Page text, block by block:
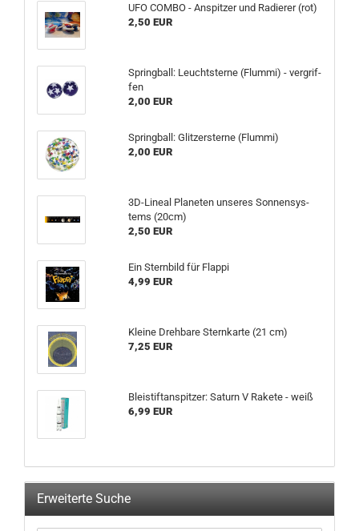
UFO COMBO - An­spit­zer und Ra­die­rer (rot)
2,50 EUR
Spring­ball: Leucht­ster­ne (Flum­mi) - ver­grif­
fen
2,00 EUR
Spring­ball: Glit­zer­ster­ne (Flum­mi)
2,00 EUR
3D-​Lineal Pla­ne­ten un­se­res Son­nen­sys­
tems (20cm)
2,50 EUR
Ein Stern­bild für Flap­pi
4,99 EUR
Klei­ne Dreh­ba­re Stern­kar­te (21 cm)
7,25 EUR
Blei­stift­an­spit­zer: Sa­turn V Ra­ke­te - weiß
6,99 EUR
Erweiterte Suche